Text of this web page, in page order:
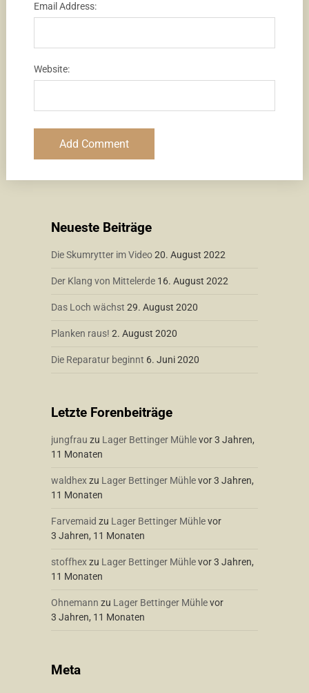
Email Address:
Website:
Neueste Beiträge
Die Skumrytter im Video20. August 2022
Der Klang von Mittelerde 16. August 2022
Das Loch wächst 29. August 2020
Planken raus! 2. August 2020
Die Reparatur beginnt 6. Juni 2020
Letzte Forenbeiträge
jungfrau zu Lager Bettinger Mühlevor 3 Jahren,
11 Monaten
waldhexzu Lager Bettinger Mühlevor 3 Jahren,
11 Monaten
Farvemaid zu Lager Bettinger Mühlevor
3 Jahren, 11 Monaten
stoffhexzu Lager Bettinger Mühlevor 3 Jahren,
11 Monaten
Ohnemann zu Lager Bettinger Mühlevor
3 Jahren, 11 Monaten
Meta